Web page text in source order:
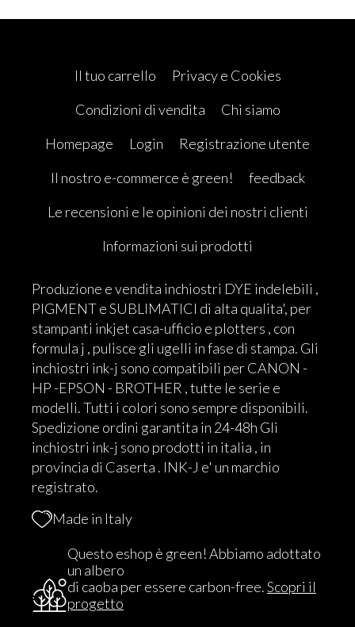
Il tuo carrello
Privacy e Cookies
Condizioni di vendita
Chi siamo
Homepage
Login
Registrazione utente
Il nostro e-commerce è green!
feedback
Le recensioni e le opinioni dei nostri clienti
Informazioni sui prodotti
Produzione e vendita inchiostri DYE indelebili ,
PIGMENT e SUBLIMATICI di alta qualita', per
stampanti inkjet casa-ufficio e plotters , con
formula j , pulisce gli ugelli in fase di stampa. Gli
inchiostri ink-j sono compatibili per CANON -
HP -EPSON - BROTHER , tutte le serie e
modelli. Tutti i colori sono sempre disponibili.
Spedizione ordini garantita in 24-48h Gli
inchiostri ink-j sono prodotti in italia , in
provincia di Caserta . INK-J e' un marchio
registrato.
Made in Italy
Questo eshop è green! Abbiamo adottato
un albero
di caoba per essere carbon-free.Scopri il
progetto